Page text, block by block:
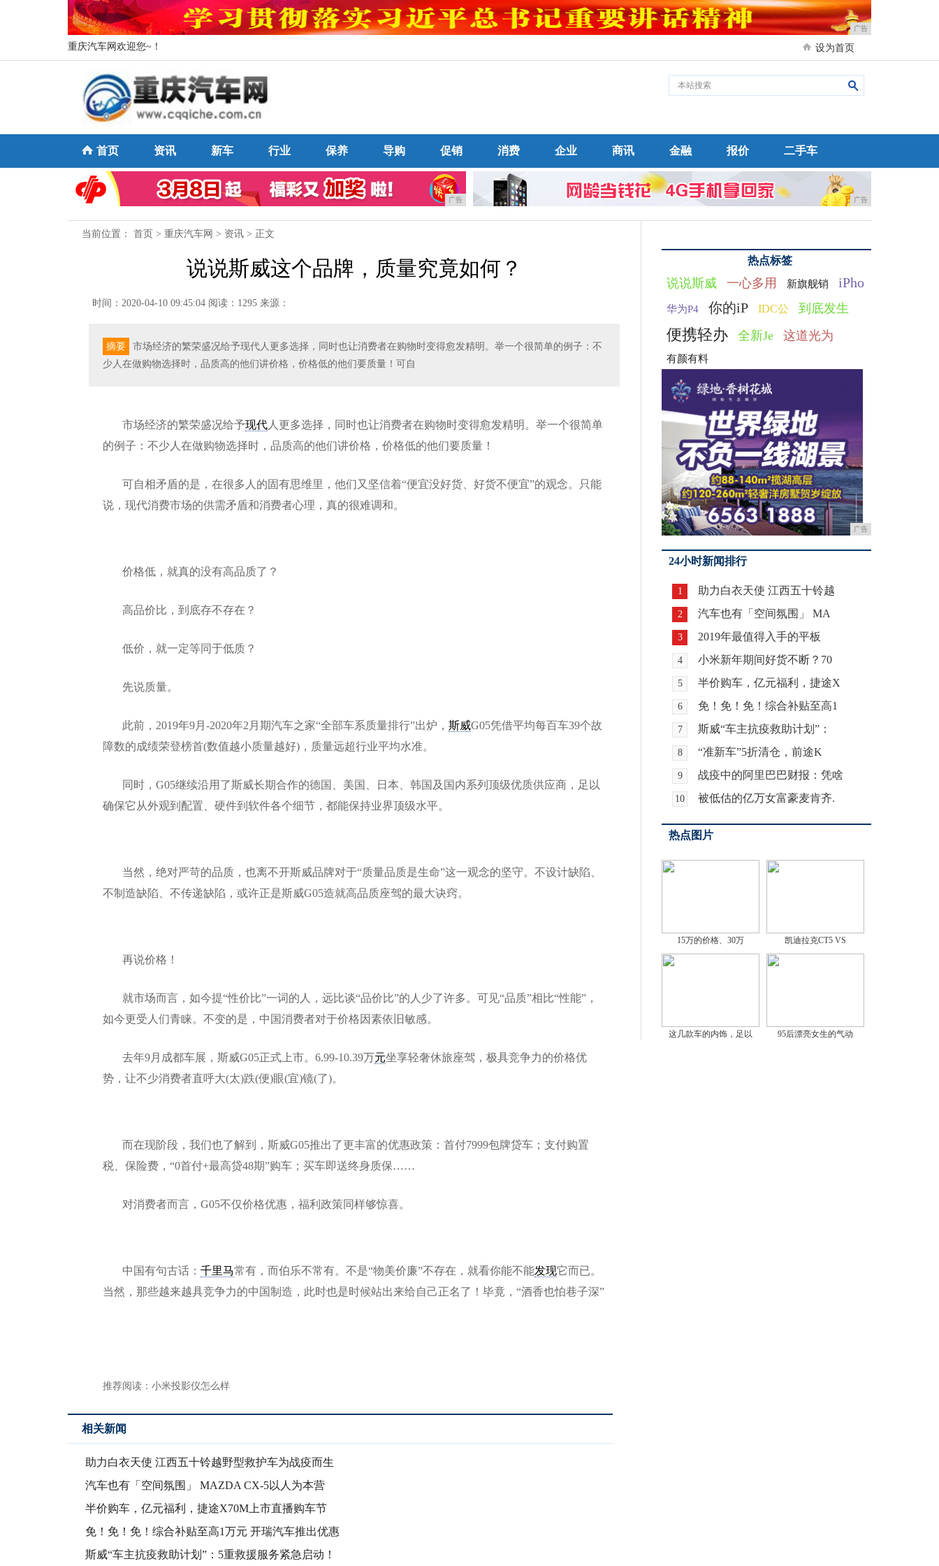
广告
重庆汽车网欢迎您~！ 设为首页
首页 资讯 新车 行业 保养 导购 促销 消费 企业 商讯 金融 报价 二手车
广告 广告
当前位置： 首页 > 重庆汽车网 > 资讯 > 正文
说说斯威这个品牌，质量究竟如何？
时间：2020-04-10 09:45:04 阅读：1295 来源：
摘要
市场经济的繁荣盛况给予现代人更多选择，同时也让消费者在购物时变得愈发精明。举一个很简单的例子：不
少人在做购物选择时，品质高的他们讲价格，价格低的他们要质量！可自
市场经济的繁荣盛况给予现代 人更多选择，同时也让消费者在购物时变得愈发精明。举一个很简单
的例子：不少人在做购物选择时，品质高的他们讲价格，价格低的他们要质量！
可自相矛盾的是，在很多人的固有思维里，他们又坚信着“便宜没好货、好货不便宜”的观念。只能
说，现代消费市场的供需矛盾和消费者心理，真的很难调和。
价格低，就真的没有高品质了？
高品价比，到底存不存在？
低价，就一定等同于低质？
先说质量。
此前，2019年9月-2020年2月期汽车之家“全部车系质量排行”出炉， 斯威G05凭借平均每百车39个故
障数的成绩荣登榜首(数值越小质量越好)，质量远超行业平均水准。
同时，G05继续沿用了斯威长期合作的德国、美国、日本、韩国及国内系列顶级优质供应商，足以
确保它从外观到配置、硬件到软件各个细节，都能保持业界顶级水平。
当然，绝对严苛的品质，也离不开斯威品牌对于“质量品质是生命”这一观念的坚守。不设计缺陷、
不制造缺陷、不传递缺陷，或许正是斯威G05造就高品质座驾的最大诀窍。
再说价格！
就市场而言，如今提“性价比”一词的人，远比谈“品价比”的人少了许多。可见“品质”相比“性能”，
如今更受人们青睐。不变的是，中国消费者对于价格因素依旧敏感。
去年9月成都车展，斯威G05正式上市。6.99-10.39万元坐享轻奢休旅座驾，极具竞争力的价格优
势，让不少消费者直呼大(太)跌(便)眼(宜)镜(了)。
而在现阶段，我们也了解到，斯威G05推出了更丰富的优惠政策：首付7999包牌贷车；支付购置
税、保险费，“0首付+最高贷48期”购车；买车即送终身质保……
对消费者而言，G05不仅价格优惠，福利政策同样够惊喜。
中国有句古话： 千里马常有，而伯乐不常有。不是“物美价廉”不存在，就看你能不能发现它而已。
当然，那些越来越具竞争力的中国制造，此时也是时候站出来给自己正名了！毕竟，“酒香也怕巷子深”
推荐阅读： 小米投影仪怎么样
相关新闻
助力白衣天使 江西五十铃越野型救护车为战疫而生
汽车也有「空间氛围」 MAZDA CX-5以人为本营
半价购车，亿元福利，捷途X70M上市直播购车节
免！免！免！综合补贴至高1万元 开瑞汽车推出优惠
最强
斯威“车主抗疫救助计划”：5重救援服务紧急启动！
热点标签
说说斯威 一心多用 新旗舰销 iPho
华为P4 你的iP IDC公 到底发生
便携轻办 全新Je 这道光为
有颜有料
广告
24小时新闻排行
1 助力白衣天使 江西五十铃越
2 汽车也有「空间氛围」 MA
3 2019年最值得入手的平板
4 小米新年期间好货不断？70
5 半价购车，亿元福利，捷途X
6 免！免！免！综合补贴至高1
7 斯威“车主抗疫救助计划”：
8 “准新车”5折清仓，前途K
9 战疫中的阿里巴巴财报：凭啥
10 被低估的亿万女富豪麦肯齐.
热点图片
15万的价格、30万 凯迪拉克CT5 VS
这几款车的内饰，足以 95后漂亮女生的气动